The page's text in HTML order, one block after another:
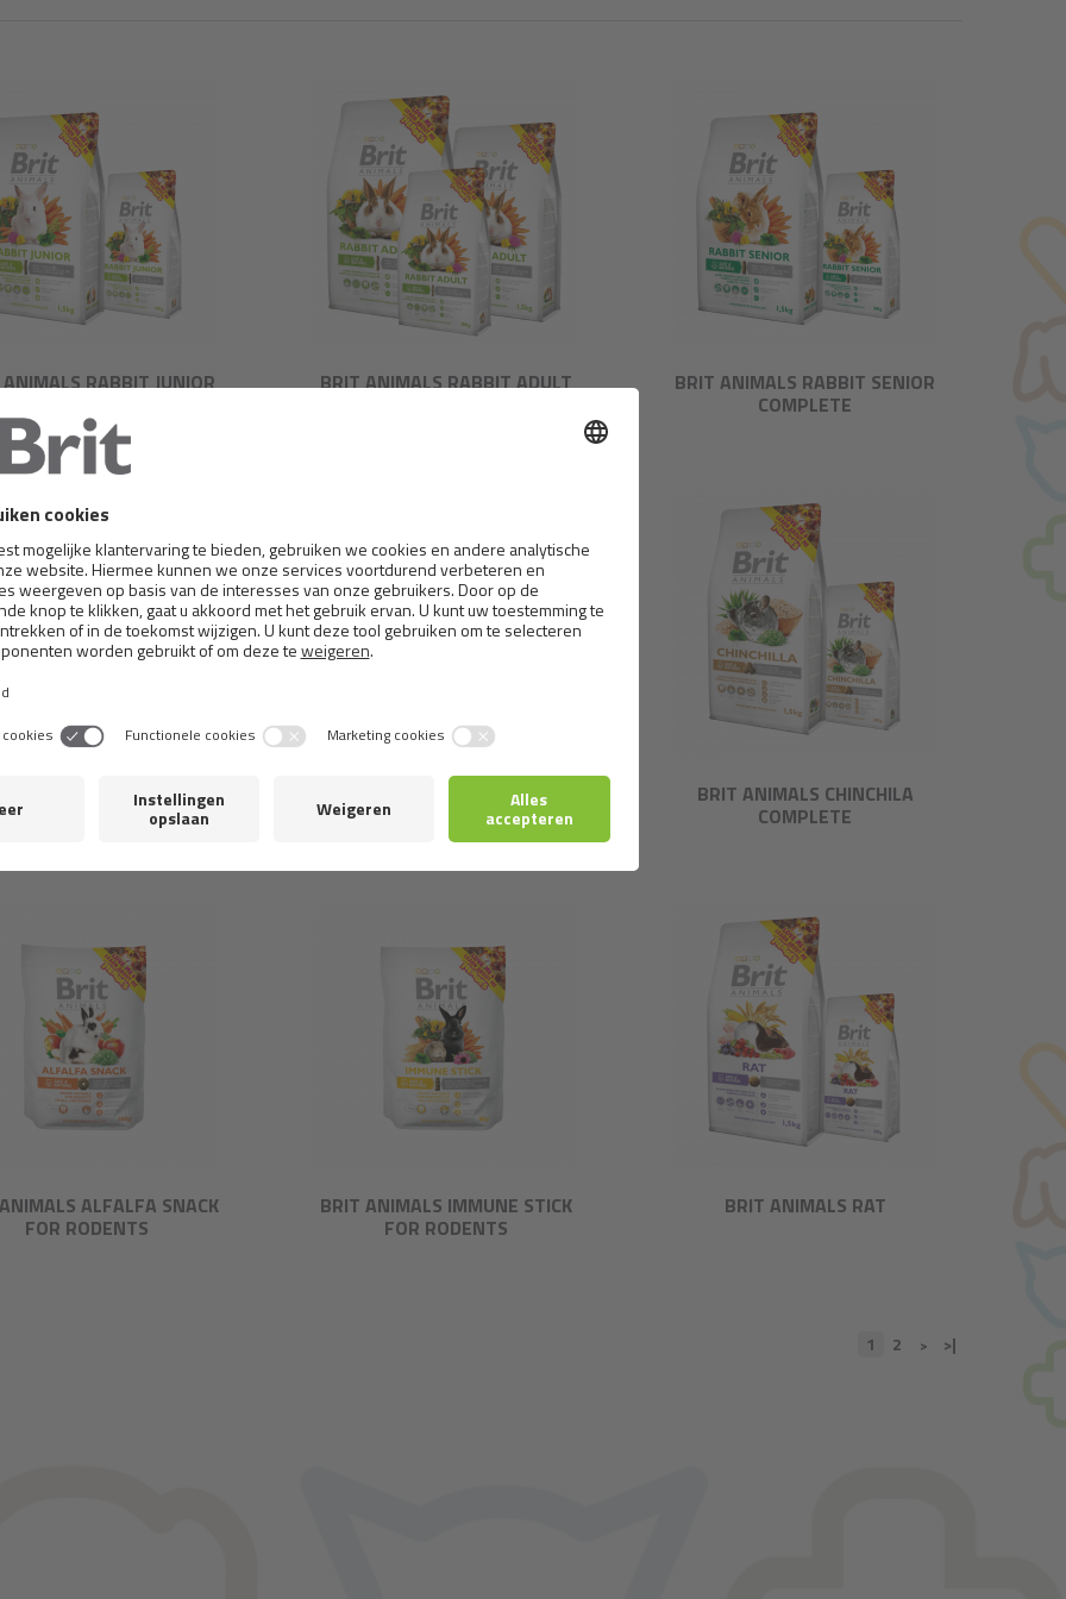
RABBIT JUNIOR BRIT ANIMALS RABBIT ADULT BRIT ANIMALS RABBIT SENIOR
COMPLETE
ANIMALS GUINEA PIG BRIT ANIMALS HAMSTER
COMPLETE
BRIT ANIMALS CHINCHILA
COMPLETE
ALFALFA SNACK
FOR RODENTS
BRIT ANIMALS IMMUNE STICK
FOR RODENTS
BRIT ANIMALS RAT
1 2 > >|